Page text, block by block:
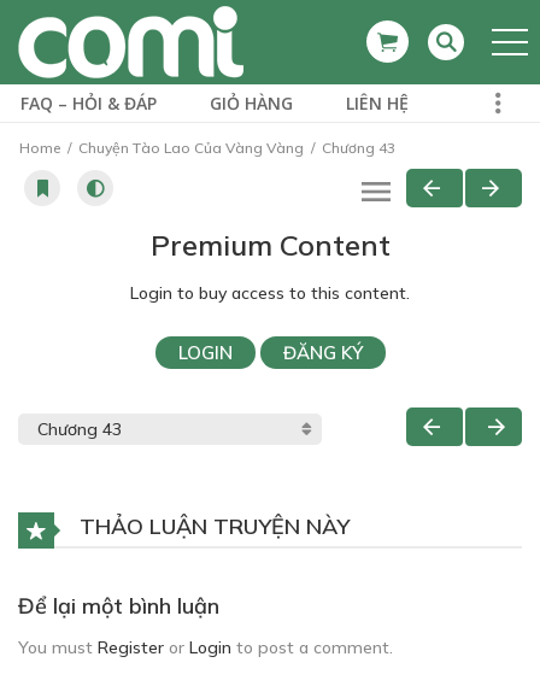
FAQ – HỎI & ĐÁP GIỎ HÀNG LIÊN HỆ
Home Chuyện Tào Lao Của Vàng Vàng Chương 43
Premium Content
Login to buy access to this content.
LOGIN ĐĂNG KÝ
THẢO LUẬN TRUYỆN NÀY
Để lại một bình luận
You must Register or Login to post a comment.